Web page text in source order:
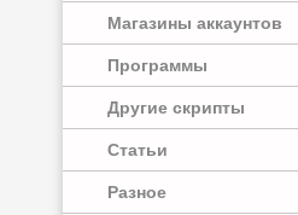
Магазины аккаунтов
Программы
Другие скрипты
Статьи
Разное